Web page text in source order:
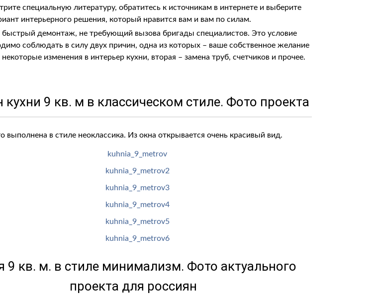
специальную литературу, обратитесь к источникам в интернете и выберите
интерьерного решения, который нравится вам и вам по силам.
быстрый демонтаж, не требующий вызова бригады специалистов. Это условие
соблюдать в силу двух причин, одна из которых – ваше собственное желание
некоторые изменения в интерьер кухни, вторая – замена труб, счетчиков и прочее.
кухни 9 кв. м в классическом стиле. Фото проекта​
выполнена в стиле неоклассика. Из окна открывается очень красивый вид.
9 кв. м. в стиле минимализм. Фото актуального
проекта для россиян